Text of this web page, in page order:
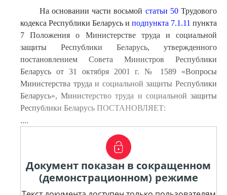
На основании части восьмой статьи 50Трудового
кодекса Республики Беларусь и подпункта 7.1.11 пункта
7 Положения о Министерстве труда и социальной
защиты Республики Беларусь, утвержденного
постановлением Совета Министров Республики
Беларусь от 31 октября 2001 г. № 1589 «Вопросы
Министерства труда и социальной защиты Республики
Беларусь», Министерство труда и социальной защиты
Республики Беларусь ПОСТАНОВЛЯЕТ:
....
Документ показан в сокращенном
(демонстрационном) режиме